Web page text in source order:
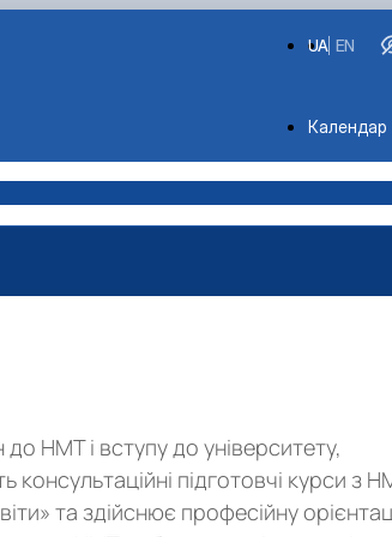
EN
UA
Календар
НМТ і вступу до університету,
підготовчі курси з
та здійснює професійну